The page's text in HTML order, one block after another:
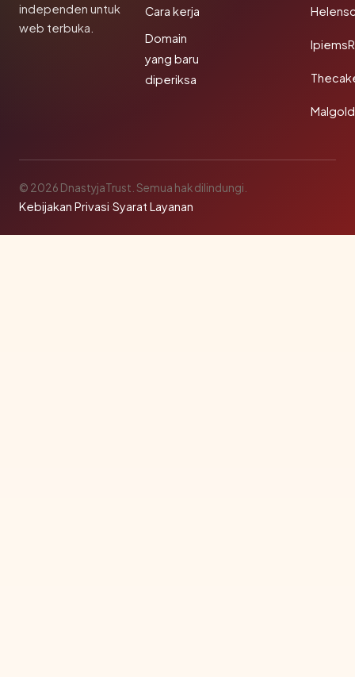
independen untuk
web terbuka.
Cara kerja
Domain
yang baru
diperiksa
© 2026 DnastyjaTrust. Semua hak dilindungi.
Kebijakan Privasi·Syarat Layanan